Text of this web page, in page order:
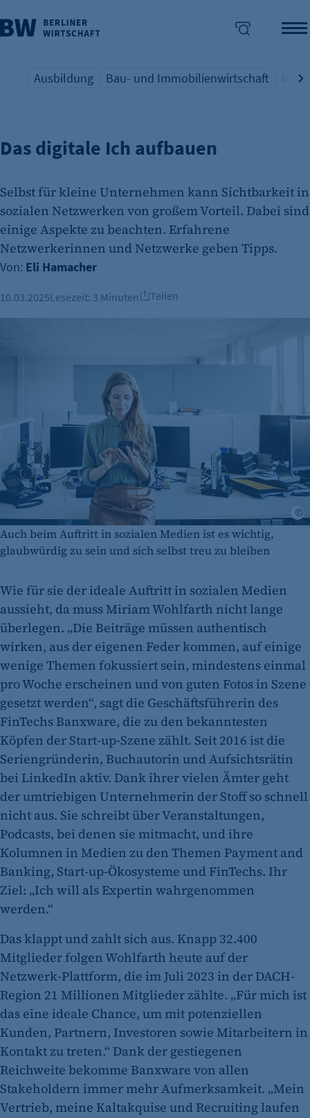
überspringen
Übersicht Schlagwort
Ausbildung
Übersicht Schlagwort
Bau- und Immobilienwirtschaft
SOCIAL MEDIA
Das digitale Ich aufbauen
Selbst für kleine Unternehmen kann Sichtbarkeit in
sozialen Netzwerken von großem Vorteil. Dabei sind
einige Aspekte zu beachten. Erfahrene
Netzwerkerinnen und Netzwerke geben Tipps.
Von: Eli Hamacher
10.03.2025Lesezeit: 3 Minuten Teilen
Auch beim Auftritt in sozialen Medien ist es wichtig,
glaubwürdig zu sein und sich selbst treu zu bleiben
Wie für sie der ideale Auftritt in sozialen Medien
aussieht, da muss Miriam Wohlfarth nicht lange
überlegen. „Die Beiträge müssen authentisch
wirken, aus der eigenen Feder kommen, auf einige
wenige Themen fokussiert sein, mindestens einmal
pro Woche erscheinen und von guten Fotos in Szene
gesetzt werden“, sagt die Geschäftsführerin des
FinTechs Banxware, die zu den bekanntesten
Köpfen der Start-up-Szene zählt. Seit 2016 ist die
Seriengründerin, Buchautorin und Aufsichtsrätin
bei LinkedIn aktiv. Dank ihrer vielen Ämter geht
der umtriebigen Unternehmerin der Stoff so schnell
nicht aus. Sie schreibt über Veranstaltungen,
Podcasts, bei denen sie mitmacht, und ihre
Kolumnen in Medien zu den Themen Payment and
Banking, Start-up-Ökosysteme und FinTechs. Ihr
Ziel: „Ich will als Expertin wahrgenommen
werden.“
Das klappt und zahlt sich aus. Knapp 32.400
Mitglieder folgen Wohlfarth heute auf der
Netzwerk-Plattform, die im Juli 2023 in der DACH-
Region 21 Millionen Mitglieder zählte. „Für mich ist
das eine ideale Chance, um mit potenziellen
Kunden, Partnern, Investoren sowie Mitarbeitern in
Kontakt zu treten.“ Dank der gestiegenen
Reichweite bekomme Banxware von allen
Stakeholdern immer mehr Aufmerksamkeit. „Mein
Vertrieb, meine Kaltakquise und Recruiting laufen